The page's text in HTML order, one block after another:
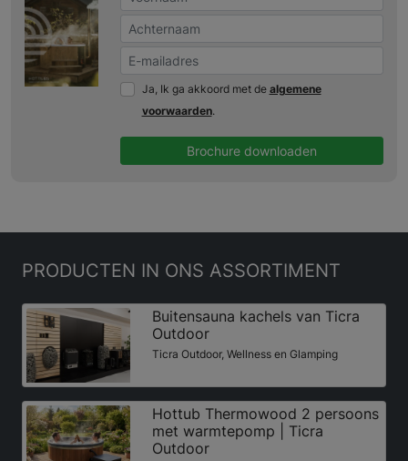
Ja, Ik ga akkoord met de algemene
voorwaarden.
Brochure downloaden
PRODUCTEN IN ONS ASSORTIMENT
Buitensauna kachels van Ticra
Outdoor
Ticra Outdoor, Wellness en Glamping
Hottub Thermowood 2 persoons
met warmtepomp | Ticra
Outdoor